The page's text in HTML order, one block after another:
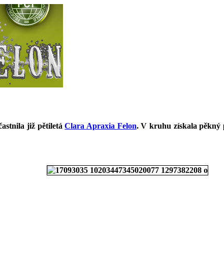
již pětiletáClara Apraxia Felon. V kruhu získala pěkný